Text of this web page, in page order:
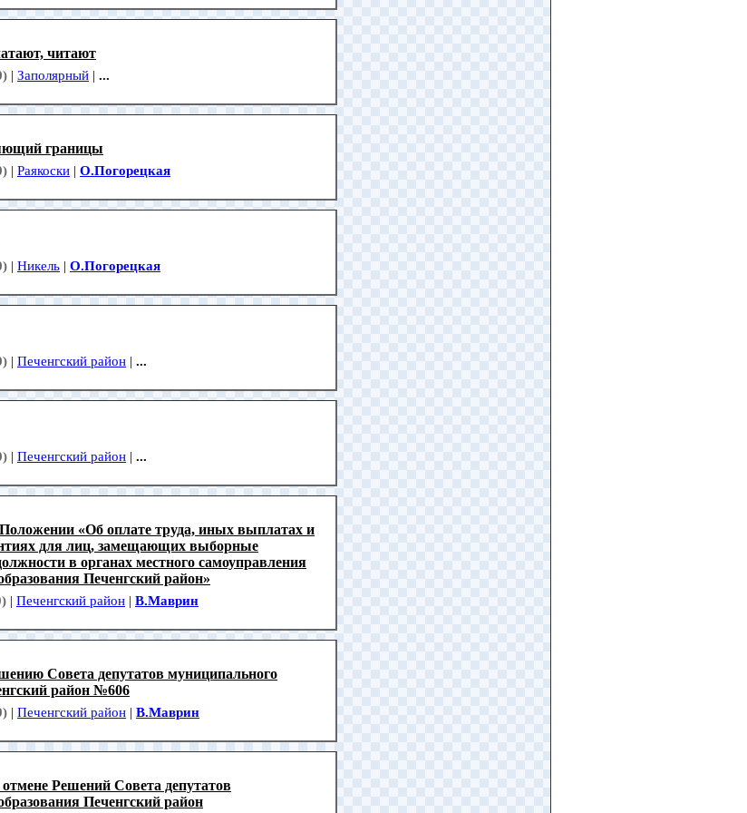
читают
| Заполярный | ...
границы
| Раякоски | О.Погорецкая
| Никель | О.Погорецкая
| Печенгский район | ...
| Печенгский район | ...
«Об оплате труда, иных выплатах и
для лиц, замещающих выборные
в органах местного самоуправления
Печенгский район»
| Печенгский район | В.Маврин
Совета депутатов муниципального
район №606
| Печенгский район | В.Маврин
Решений Совета депутатов
Печенгский район